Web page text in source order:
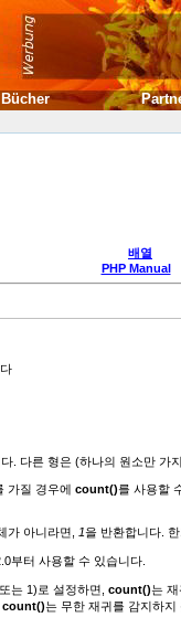
배열
PHP Manual
. 다른 형은 (하나의 원소만 가
가질 경우에 count()를 사용할
가 아니라면, 1을 반환합니다.
부터 사용할 수 있습니다.
는 1)로 설정하면, count()는
count()는 무한 재귀를 감지하지
Bücher